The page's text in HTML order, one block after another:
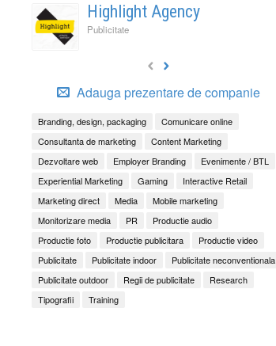
Highlight Agency
Publicitate
Adauga prezentare de companie
Branding, design, packaging
Comunicare online
Consultanta de marketing
Content Marketing
Dezvoltare web
Employer Branding
Evenimente / BTL
Experiential Marketing
Gaming
Interactive Retail
Marketing direct
Media
Mobile marketing
Monitorizare media
PR
Productie audio
Productie foto
Productie publicitara
Productie video
Publicitate
Publicitate indoor
Publicitate neconventionala
Publicitate outdoor
Regii de publicitate
Research
Tipografii
Training